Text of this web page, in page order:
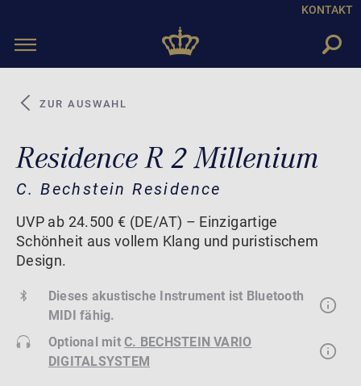
KONTAKT
Toggle
ZUR AUSWAHL
Residence R 2 Millenium
C. Bechstein Residence
UVP ab 24.500 € (DE/AT) – Einzigartige
Schönheit aus vollem Klang und puristischem
Design.
Dieses akustische Instrument ist Bluetooth
MIDI fähig.
Optional mitC. BECHSTEIN VARIO
DIGITALSYSTEM